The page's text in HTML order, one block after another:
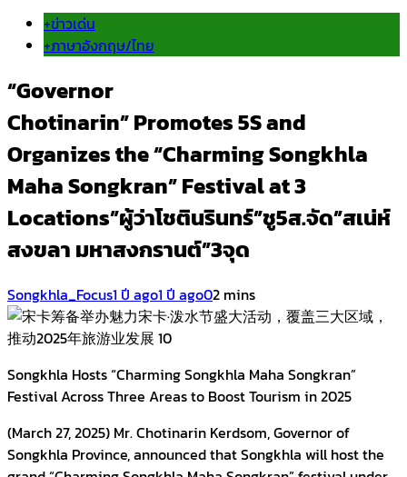
+ข่าวเด่น
+ภาษาอังกฤษ/ไทย
“Governor
Chotinarin” Promotes 5S and
Organizes the “Charming Songkhla
Maha Songkran” Festival at 3
Locations”ผู้ว่าโชตินรินทร์”ชู5ส.จัด”สเน่ห์
สงขลา มหาสงกรานต์”3จุด
Songkhla_Focus1 ปี ago1 ปี ago02 mins
Songkhla Hosts “Charming Songkhla Maha Songkran”
Festival Across Three Areas to Boost Tourism in 2025
(March 27, 2025) Mr. Chotinarin Kerdsom, Governor of
Songkhla Province, announced that Songkhla will host the